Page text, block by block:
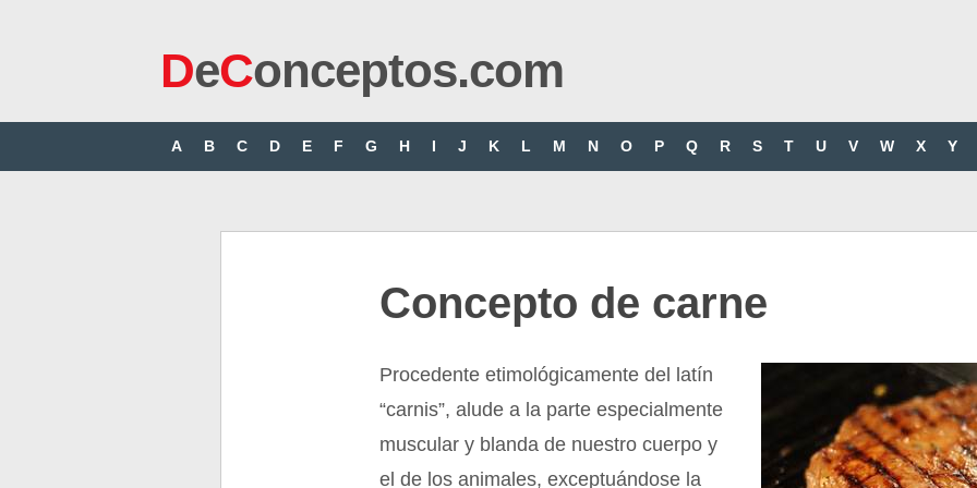
DeConceptos.com
A B C D E F G H I J K L M N O P Q R S T U V W X Y
Concepto de carne
Procedente etimológicamente del latín
“carnis”, alude a la parte especialmente
muscular y blanda de nuestro cuerpo y
el de los animales, exceptuándose la